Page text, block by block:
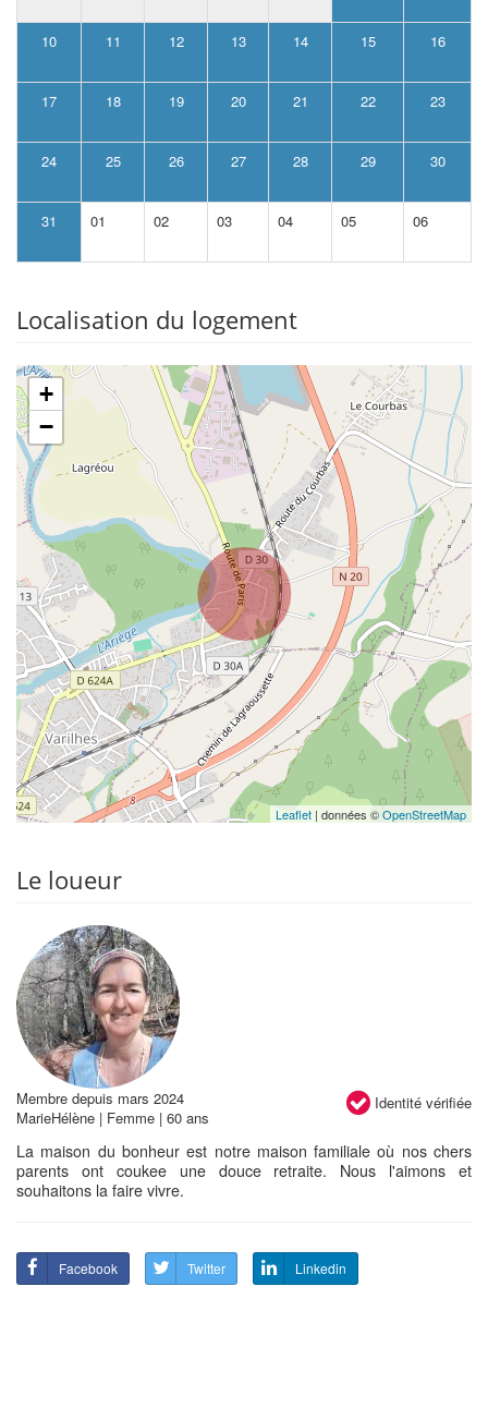
10 11 12 13 14 15 16
17 18 19 20 21 22 23
24 25 26 27 28 29 30
31 01 02 03 04 05 06
Localisation du logement
+
−
Leaflet | données ©OpenStreetMap
Le loueur
Identité vérifiée
Membre depuis mars 2024
MarieHélène | Femme | 60 ans
La maison du bonheur est notre maison familiale où nos chers
parents ont coukee une douce retraite. Nous l'aimons et
souhaitons la faire vivre.
Facebook Twitter Linkedin